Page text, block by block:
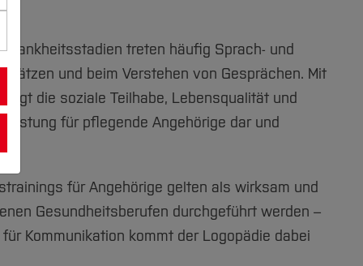
treten häufig Sprach- und
und beim Verstehen von Gesprächen. Mit
die soziale Teilhabe, Lebensqualität und
für pflegende Angehörige dar und
für Angehörige gelten als wirksam und
Gesundheitsberufen durchgeführt werden –
Kommunikation kommt der Logopädie dabei